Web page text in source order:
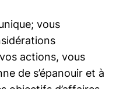
vous
actions, vous
de s’épanouir et à